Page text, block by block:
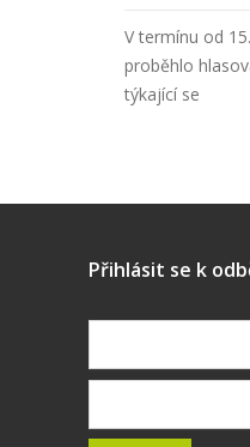
V termínu od
proběhlo
týkající se
Přihlásit se k